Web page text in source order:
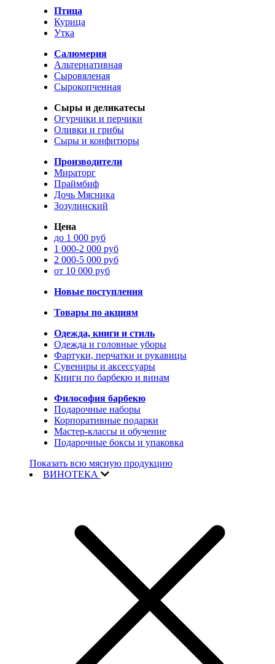
Птица
Курица
Утка
Салюмерия
Альтернативная
Сыровяленая
Сырокопченная
Сыры и деликатесы
Огурчики и перчики
Оливки и грибы
Сыры и конфитюры
Производители
Мираторг
Праймбиф
Дочь Мясника
Зозулинский
Цена
до 1 000 руб
1 000-2 000 руб
2 000-5 000 руб
от 10 000 руб
Новые поступления
Товары по акциям
Одежда, книги и стиль
Одежда и головные уборы
Фартуки, перчатки и рукавицы
Сувениры и аксессуары
Книги по барбекю и винам
Философия барбекю
Подарочные наборы
Корпоративные подарки
Мастер-классы и обучение
Подарочные боксы и упаковка
Показать всю мясную продукцию
ВИНОТЕКА